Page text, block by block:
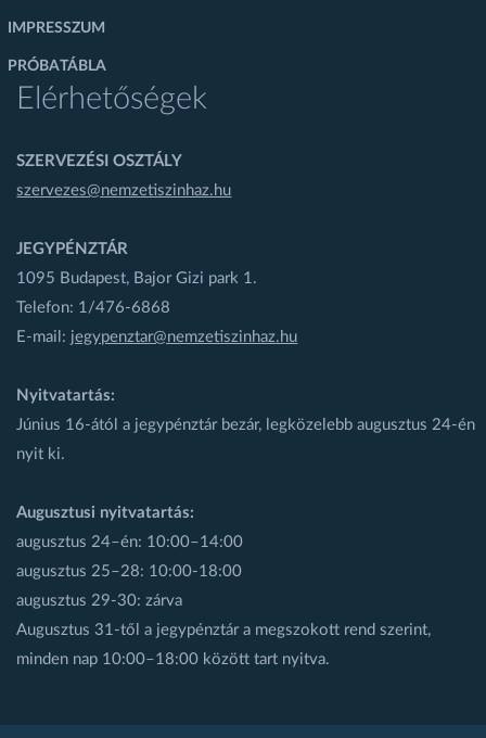
IMPRESSZUM
PRÓBATÁBLA
Elérhetőségek
SZERVEZÉSI OSZTÁLY
szervezes@nemzetiszinhaz.hu
JEGYPÉNZTÁR
1095 Budapest, Bajor Gizi park 1.
Telefon: 1/476-6868
E-mail: jegypenztar@nemzetiszinhaz.hu
Nyitvatartás:
Június 16-ától a jegypénztár bezár, legközelebb augusztus 24-én
nyit ki.
Augusztusi nyitvatartás:
augusztus 24–én: 10:00–14:00
augusztus 25–28: 10:00-18:00
augusztus 29-30: zárva
Augusztus 31-től a jegypénztár a megszokott rend szerint,
minden nap 10:00–18:00 között tart nyitva.